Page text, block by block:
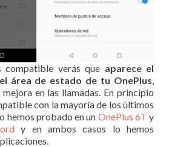
compatible verás que aparece el
el área de estado de tu OnePlus
en las llamadas. En principio
con la mayoría de los últimos
hemos probado en un OnePlus 6T y
y en ambos casos lo hemos